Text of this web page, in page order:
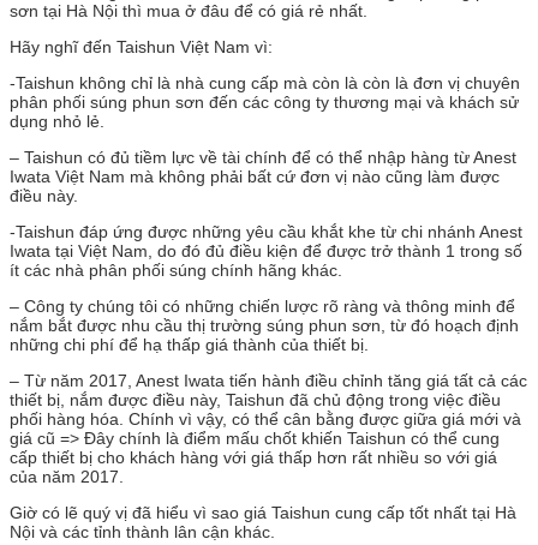
sơn tại Hà Nội thì mua ở đâu để có giá rẻ nhất.
Hãy nghĩ đến Taishun Việt Nam vì:
-Taishun không chỉ là nhà cung cấp mà còn là còn là đơn vị chuyên
phân phối súng phun sơn đến các công ty thương mại và khách sử
dụng nhỏ lẻ.
– Taishun có đủ tiềm lực về tài chính để có thể nhập hàng từ Anest
Iwata Việt Nam mà không phải bất cứ đơn vị nào cũng làm được
điều này.
-Taishun đáp ứng được những yêu cầu khắt khe từ chi nhánh Anest
Iwata tại Việt Nam, do đó đủ điều kiện để được trở thành 1 trong số
ít các nhà phân phối súng chính hãng khác.
– Công ty chúng tôi có những chiến lược rõ ràng và thông minh để
nắm bắt được nhu cầu thị trường súng phun sơn, từ đó hoạch định
những chi phí để hạ thấp giá thành của thiết bị.
– Từ năm 2017, Anest Iwata tiến hành điều chỉnh tăng giá tất cả các
thiết bị, nắm được điều này, Taishun đã chủ động trong việc điều
phối hàng hóa. Chính vì vậy, có thể cân bằng được giữa giá mới và
giá cũ => Đây chính là điểm mấu chốt khiến Taishun có thể cung
cấp thiết bị cho khách hàng với giá thấp hơn rất nhiều so với giá
của năm 2017.
Giờ có lẽ quý vị đã hiểu vì sao giá Taishun cung cấp tốt nhất tại Hà
Nội và các tỉnh thành lân cận khác.